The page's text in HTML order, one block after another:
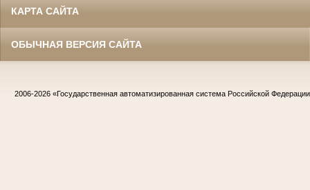
КАРТА САЙТА
ОБЫЧНАЯ ВЕРСИЯ САЙТА
2006-2026 «Государственная автоматизированная система Российской